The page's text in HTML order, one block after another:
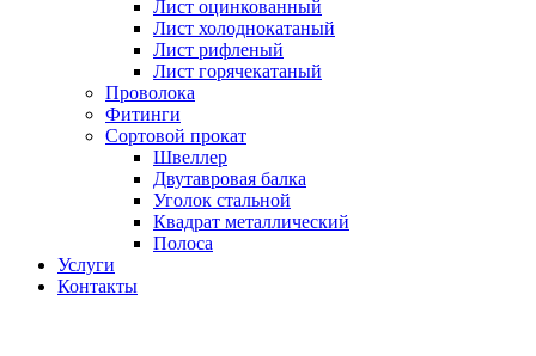
Лист оцинкованный
Лист холоднокатаный
Лист рифленый
Лист горячекатаный
Проволока
Фитинги
Сортовой прокат
Швеллер
Двутавровая балка
Уголок стальной
Квадрат металлический
Полоса
Услуги
Контакты